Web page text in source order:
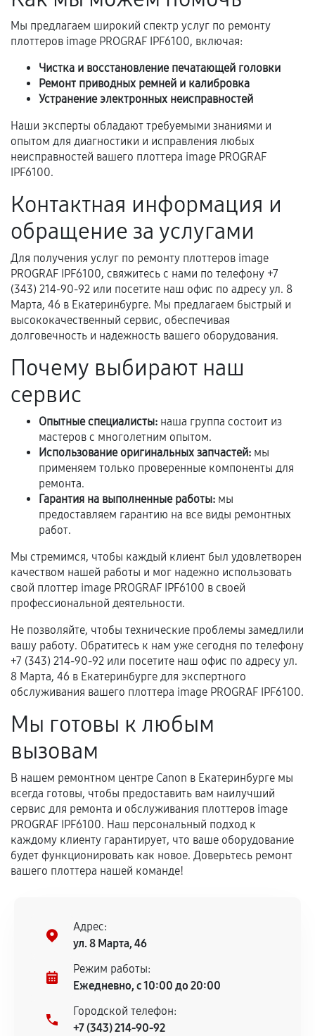
Самостоятельный ремонт или вмешательство
Естественный износ деталей, если иное не
Обращение после окончания гарантийного
срока.
Программные сбои, если это не указано в
отдельных условиях.
Если комплектующие куплены
Гарантия на выполненные работы может
сохраняться полностью или частично, если
соблюдены следующие условия:
Предоставленные детали подходят по
техническим параметрам и не имеют внешних
дефектов.
Установка была выполнена нашим сервисным
центром.
При этом гарантия на сами комплектующие
остается на стороне производителя или
продавца. За качество сторонних деталей
сервисный центр ответственности не несет.
Мы предлагаем широкий спектр услуг по ремонту
плоттеров image PROGRAF IPF6100, включая:
Чистка и восстановление печатающей головки
Ремонт приводных ремней и калибровка
Устранение электронных неисправностей
Наши эксперты обладают требуемыми знаниями и
опытом для диагностики и исправления любых
неисправностей вашего плоттера image PROGRAF
IPF6100.
Контактная информация и
обращение за услугами
Для получения услуг по ремонту плоттеров image
PROGRAF IPF6100, свяжитесь с нами по телефону +7
(343) 214-90-92 или посетите наш офис по адресу ул. 8
Марта, 46 в Екатеринбурге. Мы предлагаем быстрый и
высококачественный сервис, обеспечивая
долговечность и надежность вашего оборудования.
Почему выбирают наш
сервис
Опытные специалисты: наша группа состоит из
мастеров с многолетним опытом.
Использование оригинальных запчастей: мы
применяем только проверенные компоненты для
ремонта.
Гарантия на выполненные работы: мы
предоставляем гарантию на все виды ремонтных
работ.
Мы стремимся, чтобы каждый клиент был удовлетворен
качеством нашей работы и мог надежно использовать
свой плоттер image PROGRAF IPF6100 в своей
профессиональной деятельности.
Не позволяйте, чтобы технические проблемы замедлили
вашу работу. Обратитесь к нам уже сегодня по телефону
+7 (343) 214-90-92 или посетите наш офис по адресу ул.
8 Марта, 46 в Екатеринбурге для экспертного
обслуживания вашего плоттера image PROGRAF IPF6100.
Мы готовы к любым
вызовам
В нашем ремонтном центре Canon в Екатеринбурге мы
всегда готовы, чтобы предоставить вам наилучший
сервис для ремонта и обслуживания плоттеров image
PROGRAF IPF6100. Наш персональный подход к
каждому клиенту гарантирует, что ваше оборудование
будет функционировать как новое. Доверьтесь ремонт
вашего плоттера нашей команде!
Адрес:
ул. 8 Марта, 46
Режим работы:
Ежедневно, с 10:00 до 20:00
Городской телефон:
+7 (343) 214-90-92